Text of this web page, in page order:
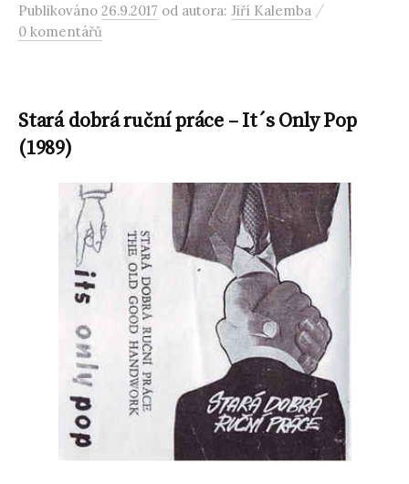
Publikováno 26.9.2017 od autora: Jiří Kalemba /
0 komentářů
Stará dobrá ruční práce – It´s Only Pop
(1989)